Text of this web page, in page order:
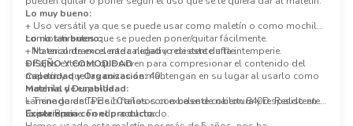
Lo muy bueno:
+ Uso versátil ya que se puede usar como maletín o como mochila
con los tirantes que se pueden poner/quitar fácilmente.
+ Material de excelente calidad y resistente a la intemperie.
+ Fajas externas que sirven para compresionar el contenido del
maletín y que las cosas se mantengan en su lugar al usarlo como
mochila de espalda.
+ Tiene garantía de 10 años con excelente cobertura y respaldo en
Costa Rica
Lo no tan bueno:
- No encontramos nada negativo de este duffle.
DISEÑO Y COMODIDAD
Capacidad y Organización:40L
Material y Durabilidad:
Laminado de TPE sin ftalatos con base de nailon 840D. Resistente a
la intemperie. Fondo acolchado.
Experiencia con el producto: